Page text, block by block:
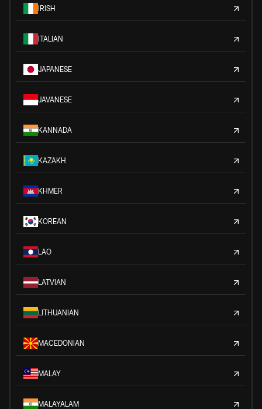
IRISH
ITALIAN
JAPANESE
JAVANESE
KANNADA
KAZAKH
KHMER
KOREAN
LAO
LATVIAN
LITHUANIAN
MACEDONIAN
MALAY
MALAYALAM